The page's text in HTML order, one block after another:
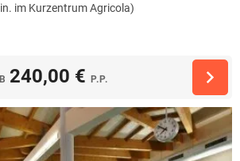
im Kurzentrum Agricola)
240,00 € P.P.